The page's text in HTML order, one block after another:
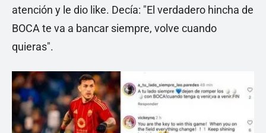
atención y le dio like. Decía: "El verdadero hincha de
BOCA te va a bancar siempre, volve cuando
quieras".